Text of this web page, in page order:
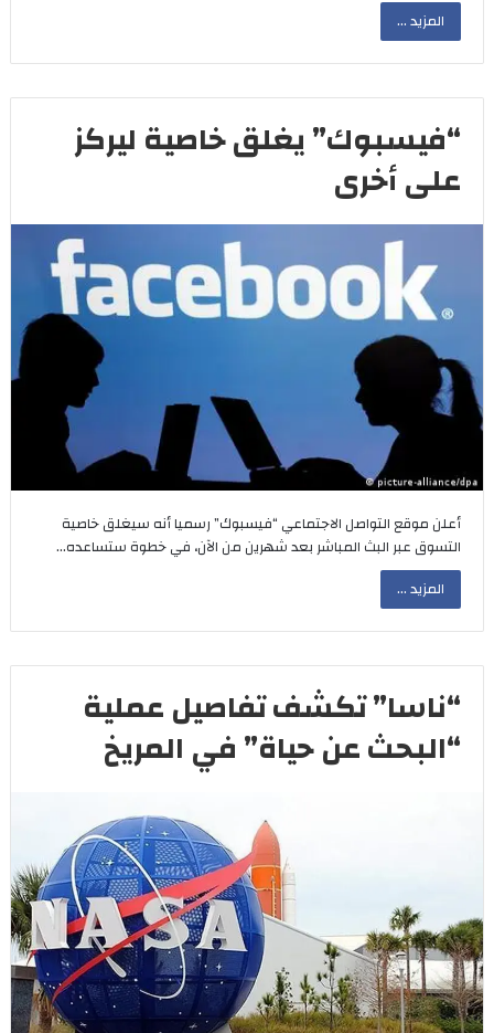
المزيد ...
“فيسبوك” يغلق خاصية ليركز
على أخرى
أعلن موقع التواصل الاجتماعي “فيسبوك” رسميا أنه سيغلق خاصية
التسوق عبر البث المباشر بعد شهرين من الآن، في خطوة ستساعده…
المزيد ...
“ناسا” تكشف تفاصيل عملية
“البحث عن حياة” في المريخ